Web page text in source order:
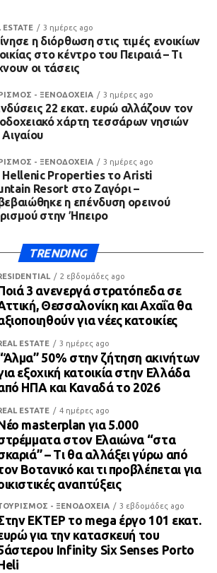
ESTATE 3 ημέρες ago
η διόρθωση στις τιμές ενοικίων
στο κέντρο του Πειραιά – Τι
οι τάσεις
- ΞΕΝΟΔΟΧΕΙΑ 3 ημέρες ago
22 εκατ. ευρώ αλλάζουν τον
χάρτη τεσσάρων νησιών
- ΞΕΝΟΔΟΧΕΙΑ 3 ημέρες ago
Hellenic Properties το Aristi
Resort στο Ζαγόρι –
η επένδυση ορεινού
στην Ήπειρο
TRENDING
2 εβδομάδες ago
Ποιά 3 ανενεργά στρατόπεδα σε
Θεσσαλονίκη και Αχαΐα θα
για νέες κατοικίες
ESTATE 3 ημέρες ago
50% στην ζήτηση ακινήτων
εξοχική κατοικία στην Ελλάδα
ΗΠΑ και Καναδά το 2026
ESTATE 4 ημέρες ago
Νέο masterplan για 5.000
στον Ελαιώνα “στα
– Τι θα αλλάξει γύρω από
Βοτανικό και τι προβλέπεται για
αναπτύξεις
- ΞΕΝΟΔΟΧΕΙΑ 3 εβδομάδες ago
ΕΚΤΕΡ το mega έργο 101 εκατ.
για την κατασκευή του
Infinity Six Senses Porto
Heli